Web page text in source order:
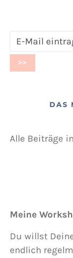
DAS
Alle Beiträge
Meine
Du willst
endlich